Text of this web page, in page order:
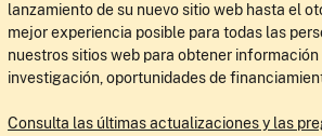
lanzamiento de su nuevo sitio web hasta el
mejor experiencia posible para todas las
nuestros sitios web para obtener información
investigación, oportunidades de
Consulta las últimas actualizaciones y las